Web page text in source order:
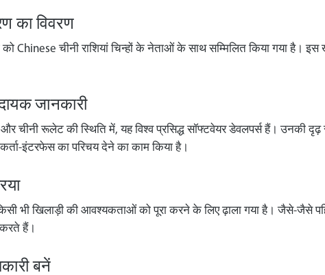
का विवरण
Chinese चीनी राशियां चिन्हों के नेताओं के साथ सम्मिलित किया गया है।
जानकारी
और चीनी रूलेट की स्थिति में, यह विश्व प्रसिद्ध सॉफ्टवेयर डेवलपर्स हैं। उनकी
इंटरफेस का परिचय देने का काम किया है।
भी खिलाड़ी की आवश्यकताओं को पूरा करने के लिए ढ़ाला गया है। जैसे-जैसे
हैं।
बनें